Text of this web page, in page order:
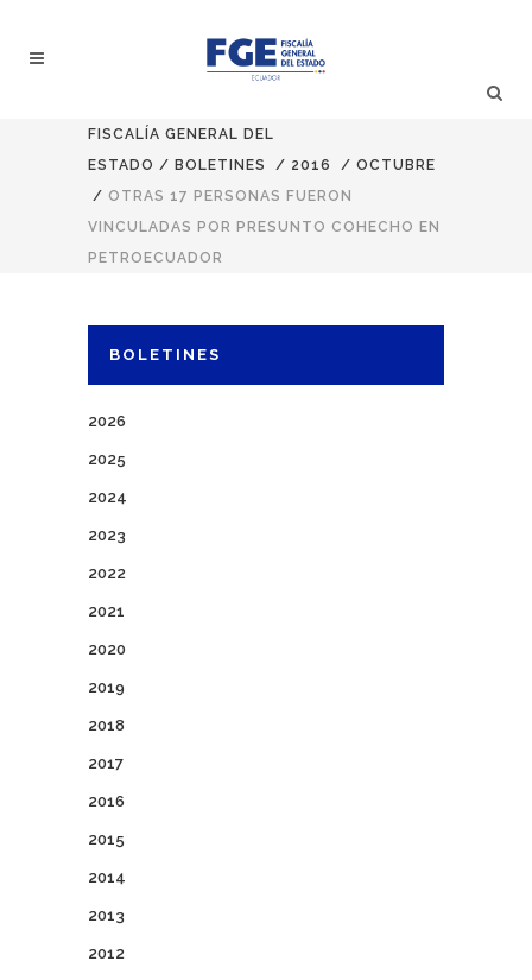
FISCALÍA GENERAL DEL
ESTADO / BOLETINES / 2016 / OCTUBRE
/ OTRAS 17 PERSONAS FUERON
VINCULADAS POR PRESUNTO COHECHO EN
PETROECUADOR
BOLETINES
2026
2025
2024
2023
2022
2021
2020
2019
2018
2017
2016
2015
2014
2013
2012